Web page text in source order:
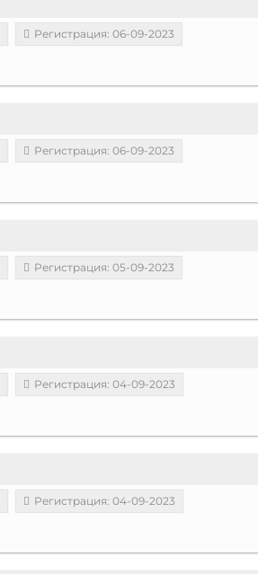
Регистрация: 06-09-2023
Регистрация: 06-09-2023
Регистрация: 05-09-2023
Регистрация: 04-09-2023
Регистрация: 04-09-2023